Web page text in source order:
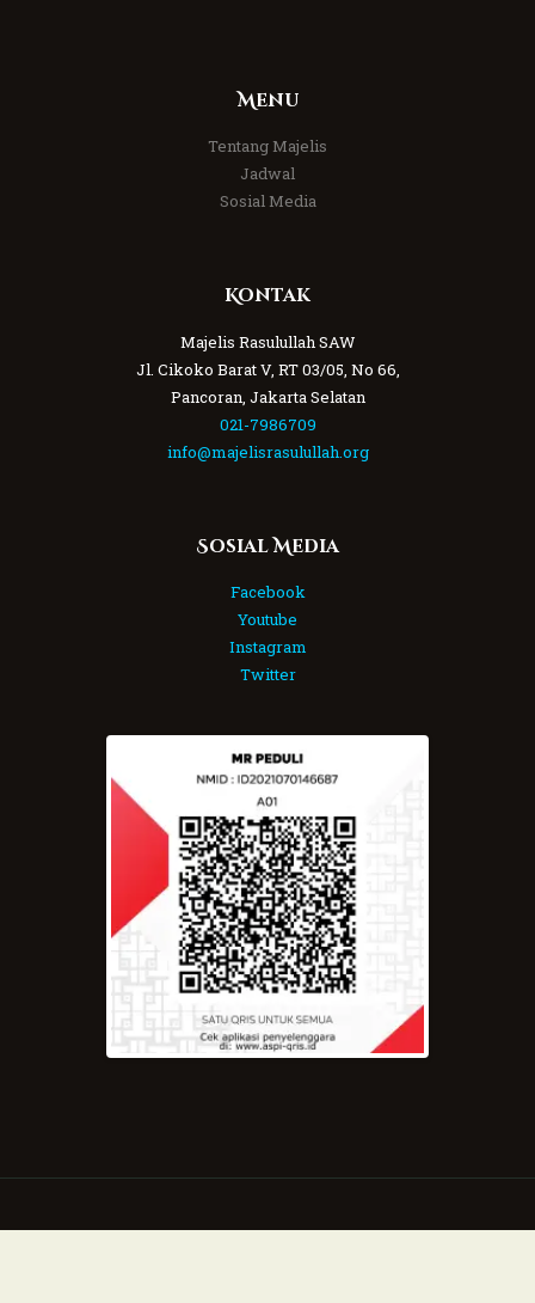
Menu
Tentang Majelis
Jadwal
Sosial Media
Kontak
Majelis Rasulullah SAW
Jl. Cikoko Barat V, RT 03/05, No 66,
Pancoran, Jakarta Selatan
021-7986709
info@majelisrasulullah.org
Sosial Media
Facebook
Youtube
Instagram
Twitter